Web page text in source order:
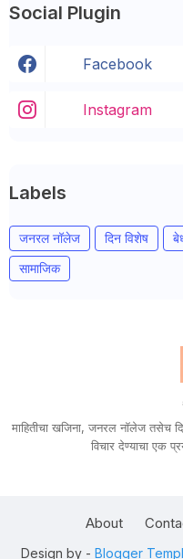
Social Plugin
Facebook
Instagram
Labels
जनरल नॉलेज दिन विशेष
सामाजिक
माहितीचा खजिना, जनरल नॉलेज तसेच
विचार देण्याचा एक
Design by - Blogger
About